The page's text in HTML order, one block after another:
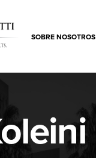
SOBRE NOSOTROS